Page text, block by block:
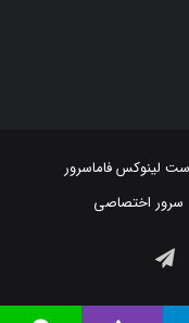
لینوکسفاماسرور
سرور اختصاصی